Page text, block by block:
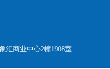
汇商业中心2幢1908室